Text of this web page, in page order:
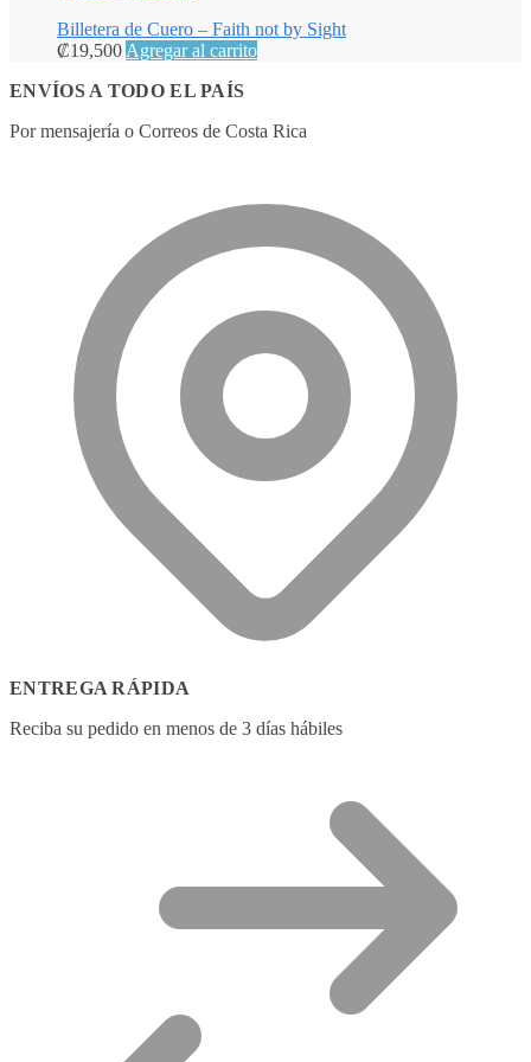
Billetera de Cuero – Faith not by Sight
₡19,500 Agregar al carrito
ENVÍOS A TODO EL PAÍS
Por mensajería o Correos de Costa Rica
ENTREGA RÁPIDA
Reciba su pedido en menos de 3 días hábiles